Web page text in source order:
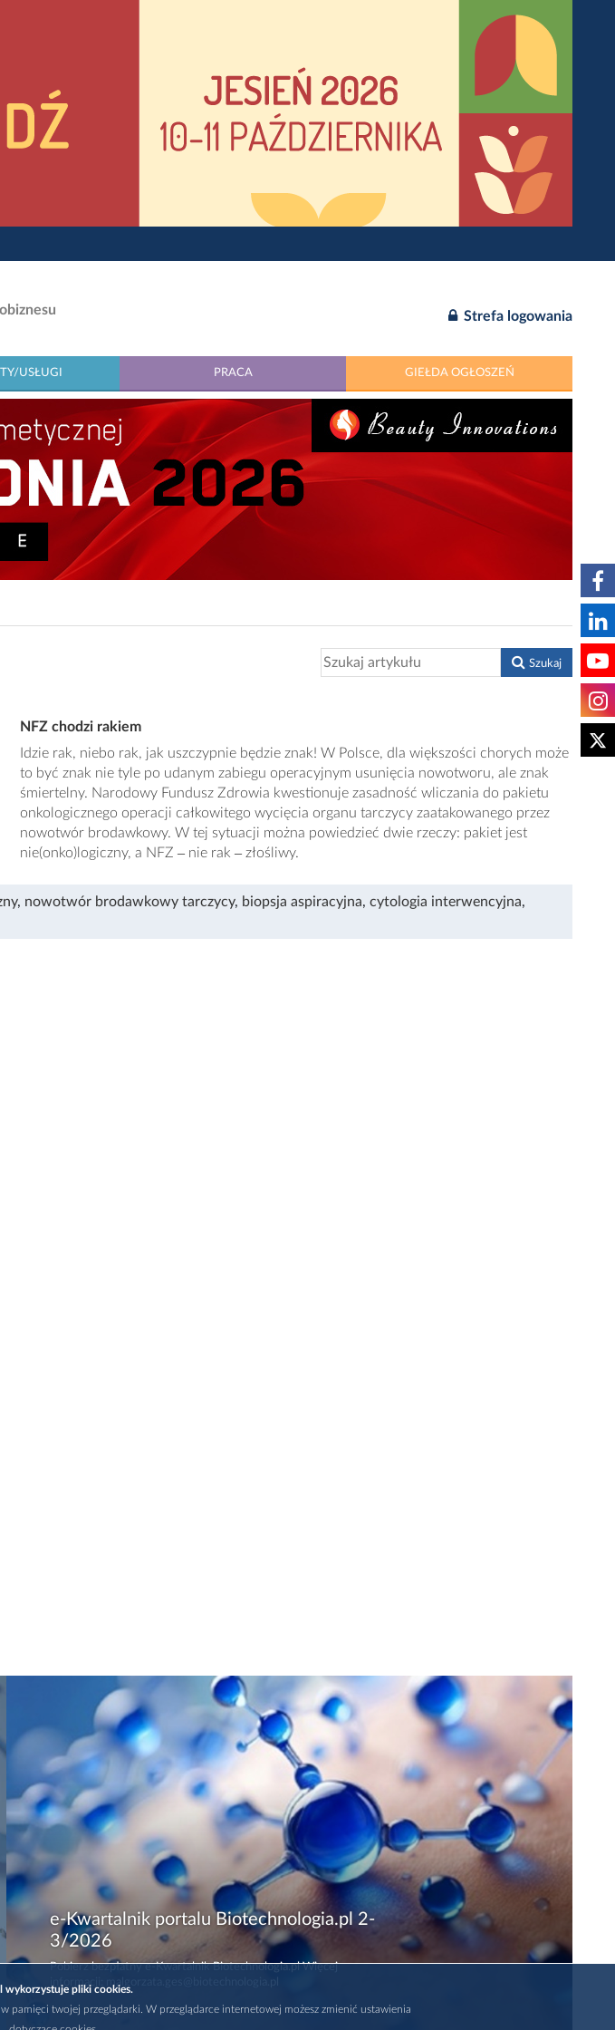
Strefa logowania
USŁUGI PRACA GIEŁDA OGŁOSZEŃ
Szukaj
NFZ chodzi rakiem
Idzie rak, niebo rak, jak uszczypnie będzie znak! W Polsce, dla większości chorych może
to być znak nie tyle po udanym zabiegu operacyjnym usunięcia nowotworu, ale znak
śmiertelny. Narodowy Fundusz Zdrowia kwestionuje zasadność wliczania do pakietu
onkologicznego operacji całkowitego wycięcia organu tarczycy zaatakowanego przez
nowotwór brodawkowy. W tej sytuacji można powiedzieć dwie rzeczy: pakiet jest
nie(onko)logiczny, a NFZ ‒ nie rak ‒ złośliwy.
, nowotwór brodawkowy tarczycy, biopsja aspiracyjna, cytologia interwencyjna,
e-Kwartalnik portalu Biotechnologia.pl 2-
3/2026
Pobierz bezpłatny e-Kwartalnik Biotechnologia.pl Więcej
informacji: malgorzata.ges@biotechnologia.pl
wykorzystuje pliki cookies.
pamięci twojej przeglądarki. W przeglądarce internetowej możesz zmienić ustawienia